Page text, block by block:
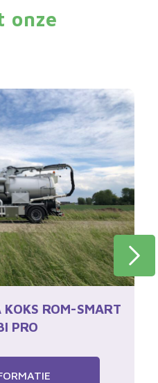
onze
ROM-SMART
PRO